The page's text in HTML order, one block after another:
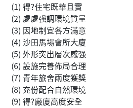
(1) 得?住宅既華且實
(2) 處處强調環境質量
(3) 因地制宜各方滿意
(4) 沙田馬場會所大廈
(5) 外形突出層次感强
(6) 設施完善佈局合理
(7) 青年旅舍兩度獲獎
(8) 充份配合自然環境
(9) 得?廠廈高度安全